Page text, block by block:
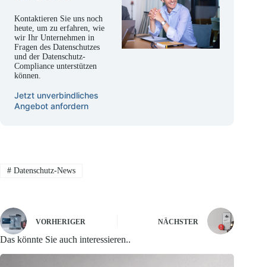
Kontaktieren Sie uns noch
heute, um zu erfahren, wie
wir Ihr Unternehmen in
Fragen des Datenschutzes
und der Datenschutz-
Compliance unterstützen
können.
Jetzt unverbindliches
Angebot anfordern
#Datenschutz-News
VORHERIGER NÄCHSTER
Das könnte Sie auch interessieren..